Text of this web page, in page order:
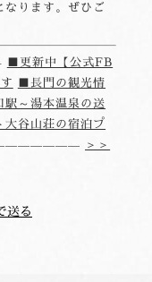
ります。ぜひご
■更新中【公式FB
■長門の観光情
～湯本温泉の送
大谷山荘の宿泊プ
＞＞
送る